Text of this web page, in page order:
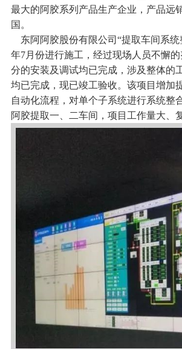
最大的阿胶系列产品生产企业，产品远
国。
东阿阿胶股份有限公司“提取车间系统
年7月份进行施工，经过现场人员不懈
分的安装及调试均已完成，涉及整体的
均已完成，现已竣工验收。该项目增加
自动化流程，对单个子系统进行系统整
阿胶提取一、二车间，项目工作量大、